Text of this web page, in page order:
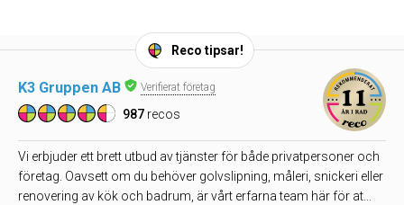
Reco tipsar!
K3 Gruppen AB Verifierat företag
987 recos
Vi erbjuder ett brett utbud av tjänster för både privatpersoner och
företag. Oavsett om du behöver golvslipning, måleri, snickeri eller
renovering av kök och badrum, är vårt erfarna team här för at...